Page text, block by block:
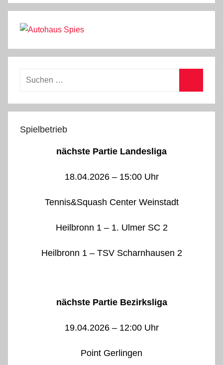
Suchen
Spielbetrieb
nächste Partie Landesliga
18.04.2026 – 15:00 Uhr
Tennis&Squash Center Weinstadt
Heilbronn 1 – 1. Ulmer SC 2
Heilbronn 1 – TSV Scharnhausen 2
nächste Partie Bezirksliga
19.04.2026 – 12:00 Uhr
Point Gerlingen